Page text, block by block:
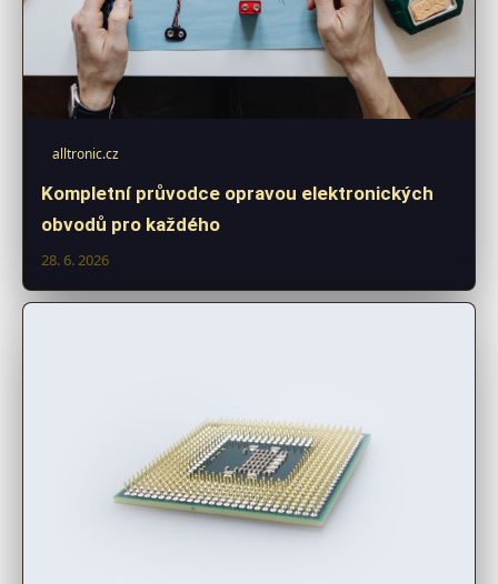
alltronic.cz
Kompletní průvodce opravou elektronických
obvodů pro každého
28. 6. 2026